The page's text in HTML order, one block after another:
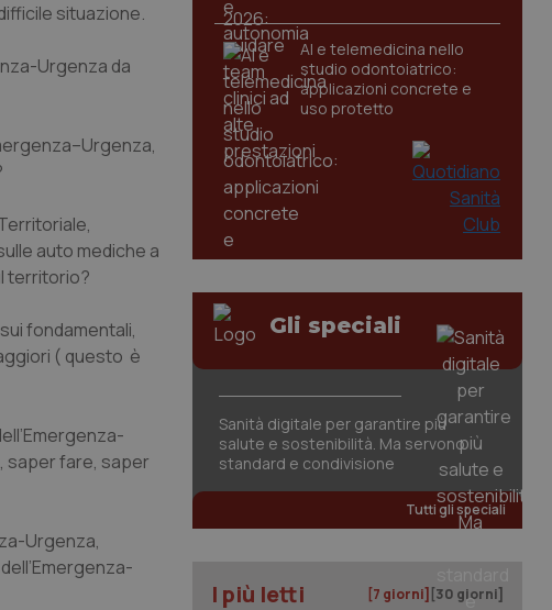
situazione.
Urgenza da
auto mediche a
territorio?
fondamentali,
( questo è
saper fare, saper
Urgenza,
AI e telemedicina nello
studio odontoiatrico:
applicazioni concrete e
uso protetto
Gli speciali
Sanità digitale per garantire più
salute e sostenibilità. Ma servono
standard e condivisione
Tutti gli speciali
I più letti [7 giorni] [30 giorni]